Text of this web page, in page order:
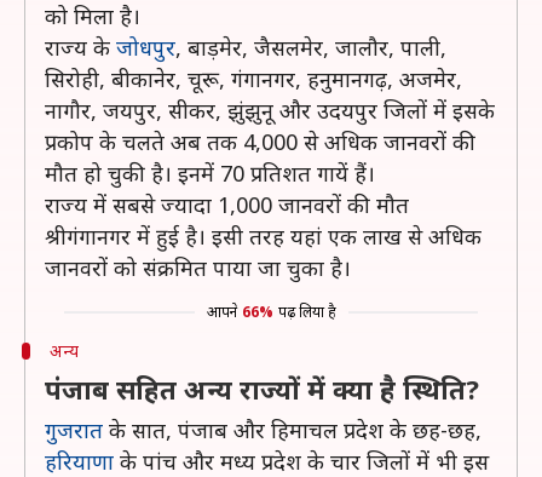
को मिला है।
राज्य के जोधपुर, बाड़मेर, जैसलमेर, जालौर, पाली,
सिरोही, बीकानेर, चूरू, गंगानगर, हनुमानगढ़, अजमेर,
नागौर, जयपुर, सीकर, झुंझुनू और उदयपुर जिलों में इसके
प्रकोप के चलते अब तक 4,000 से अधिक जानवरों की
मौत हो चुकी है। इनमें 70 प्रतिशत गायें हैं।
राज्य में सबसे ज्यादा 1,000 जानवरों की मौत
श्रीगंगानगर में हुई है। इसी तरह यहां एक लाख से अधिक
जानवरों को संक्रमित पाया जा चुका है।
आपने 66% पढ़ लिया है
अन्य
पंजाब सहित अन्य राज्यों में क्या है स्थिति?
गुजरात के सात, पंजाब और हिमाचल प्रदेश के छह-छह,
हरियाणा के पांच और मध्य प्रदेश के चार जिलों में भी इस